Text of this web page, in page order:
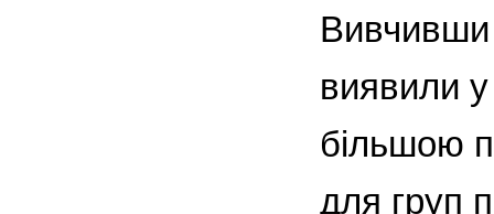
Вивчивши
виявили
більшою
для груп